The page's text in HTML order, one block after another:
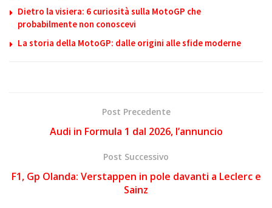
Dietro la visiera: 6 curiosità sulla MotoGP che
probabilmente non conoscevi
La storia della MotoGP: dalle origini alle sfide moderne
Post Precedente
Audi in Formula 1 dal 2026, l’annuncio
Post Successivo
F1, Gp Olanda: Verstappen in pole davanti a Leclerc e
Sainz